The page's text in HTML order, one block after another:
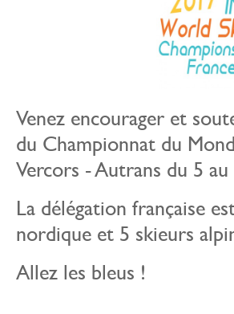
Venez encourager et
du Championnat du
Vercors - Autrans du 5
La délégation française
nordique et 5 skieurs
Allez les bleus !